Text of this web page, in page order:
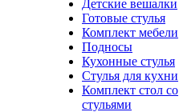
Детские вешалки
Готовые стулья
Комплект мебели
Подносы
Кухонные стулья
Стулья для кухни
Комплект стол со
стульями